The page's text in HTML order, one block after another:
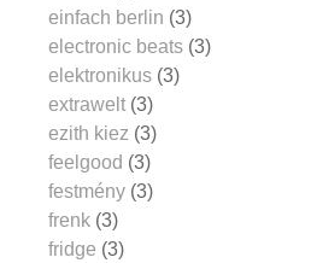
einfach berlin (3)
electronic beats (3)
elektronikus (3)
extrawelt (3)
ezith kiez (3)
feelgood (3)
festmény (3)
frenk (3)
fridge (3)